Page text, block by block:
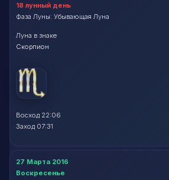
18 лунный день
Фаза Луны: Убывающая Луна
Луна в знаке
Скорпион
Восход 22:06
Заход 07:31
27 Марта 2016
Воскресенье